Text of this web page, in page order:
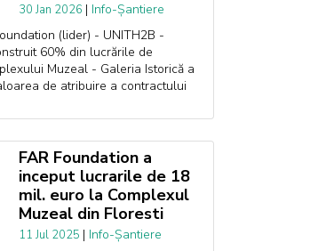
30 Jan 2026 | Info-Șantiere
(lider) - UNITH2B -
60% din lucrările de
Muzeal - Galeria Istorică a
de atribuire a contractului
FAR Foundation a
inceput lucrarile de 18
mil. euro la Complexul
Muzeal din Floresti
11 Jul 2025 | Info-Șantiere